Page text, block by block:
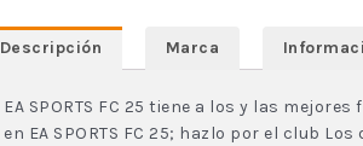
Descripción Marca
EA SPORTS FC 25 tiene a los y las
en EA SPORTS FC 25; hazlo por el club